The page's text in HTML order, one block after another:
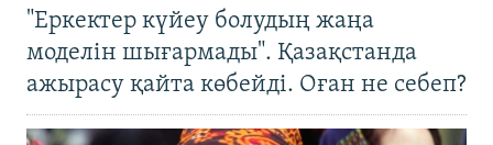
"Еркектер күйеу болудың жаңа
моделін шығармады". Қазақстанда
ажырасу қайта көбейді. Оған не себеп?